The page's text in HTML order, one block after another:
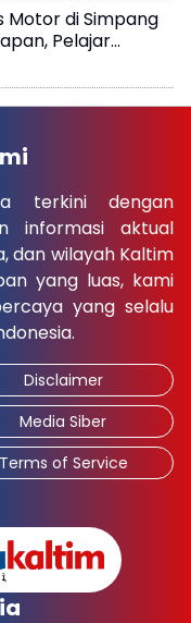
Motor di Simpang
Pelajar
terkini dengan
informasi aktual
dan wilayah Kaltim
yang luas, kami
yang selalu
Disclaimer
Media Siber
Terms of Service